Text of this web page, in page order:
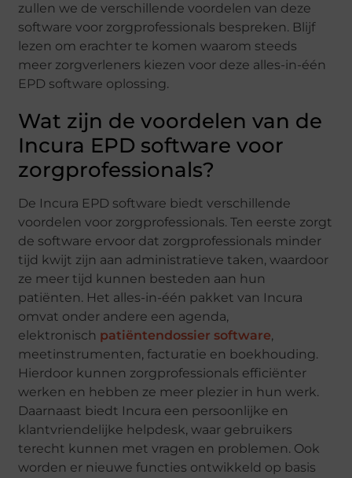
zullen we de verschillende voordelen van deze
software voor zorgprofessionals bespreken. Blijf
lezen om erachter te komen waarom steeds
meer zorgverleners kiezen voor deze alles-in-één
EPD software oplossing.
Wat zijn de voordelen van de
Incura EPD software voor
zorgprofessionals?
De Incura EPD software biedt verschillende
voordelen voor zorgprofessionals. Ten eerste zorgt
de software ervoor dat zorgprofessionals minder
tijd kwijt zijn aan administratieve taken, waardoor
ze meer tijd kunnen besteden aan hun
patiënten. Het alles-in-één pakket van Incura
omvat onder andere een agenda,
elektronisch patiëntendossier software,
meetinstrumenten, facturatie en boekhouding.
Hierdoor kunnen zorgprofessionals efficiënter
werken en hebben ze meer plezier in hun werk.
Daarnaast biedt Incura een persoonlijke en
klantvriendelijke helpdesk, waar gebruikers
terecht kunnen met vragen en problemen. Ook
worden er nieuwe functies ontwikkeld op basis